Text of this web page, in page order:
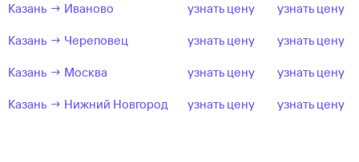
Казань → Иваново
узнать цену узнать цену
Казань → Череповец узнать цену узнать цену
Казань → Москва узнать цену узнать цену
Казань → Нижний Новгород узнать цену узнать цену